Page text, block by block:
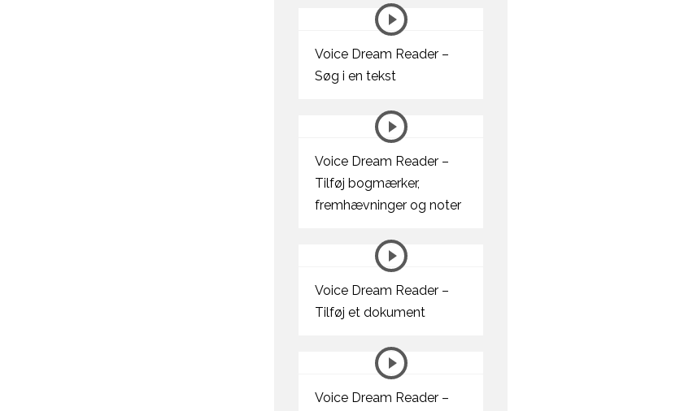
Voice Dream Reader –
Søg i en tekst
Voice Dream Reader –
Tilføj bogmærker,
fremhævninger og noter
Voice Dream Reader –
Tilføj et dokument
Voice Dream Reader –